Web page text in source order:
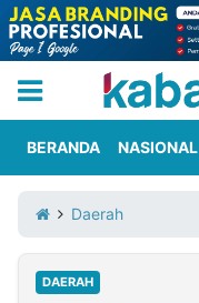
Iklan
Berita
Kami
BERANDA NASIONAL
Daerah
DAERAH